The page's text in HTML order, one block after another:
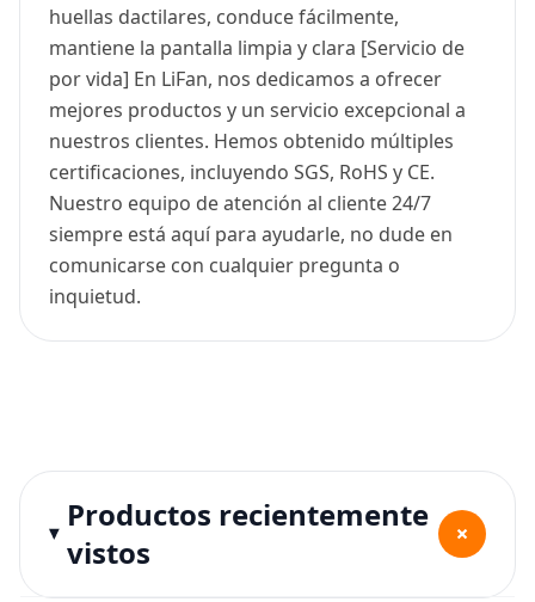
huellas dactilares, conduce fácilmente,
mantiene la pantalla limpia y clara [Servicio de
por vida] En LiFan, nos dedicamos a ofrecer
mejores productos y un servicio excepcional a
nuestros clientes. Hemos obtenido múltiples
certificaciones, incluyendo SGS, RoHS y CE.
Nuestro equipo de atención al cliente 24/7
siempre está aquí para ayudarle, no dude en
comunicarse con cualquier pregunta o
inquietud.
Productos recientemente
vistos
+